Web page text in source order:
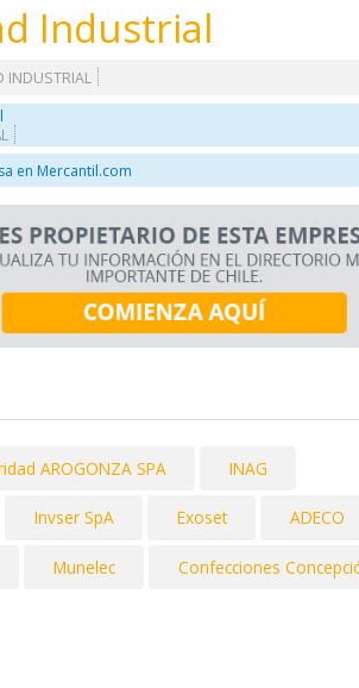
Industrial
INDUSTRIAL
en Mercantil.com
AROGONZA SPA INAG
Invser SpA Exoset ADECO
Munelec Confecciones